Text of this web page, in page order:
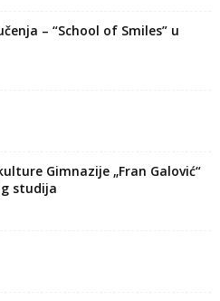
– “School of Smiles” u
Gimnazije „Fran Galović“
studija